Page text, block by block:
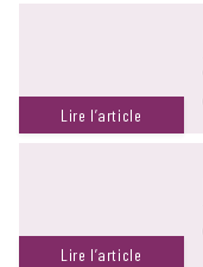
Lire l’article
Lire l’article